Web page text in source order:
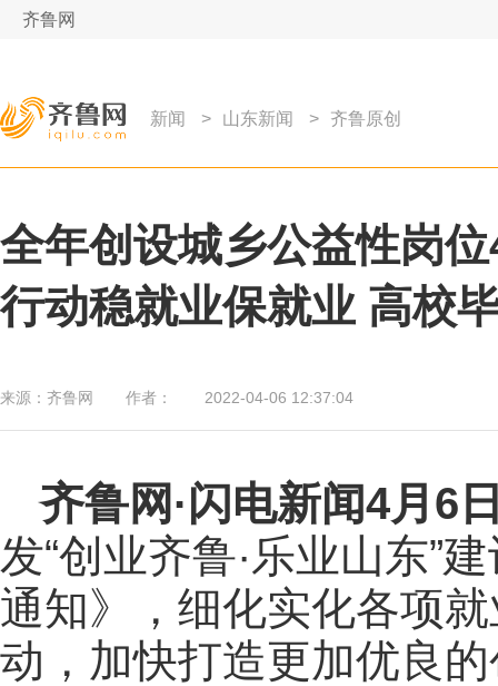
齐鲁网
新闻 > 山东新闻 > 齐鲁原创
全年创设城乡公益性岗
行动稳就业保就业 高校
来源： 齐鲁网 作者： 2022-04-06 12:37:04
齐鲁网 ·闪电新闻4月6
发“创业齐鲁·乐业山东”
通知》，细化实化各项
动，加快打造更加优良